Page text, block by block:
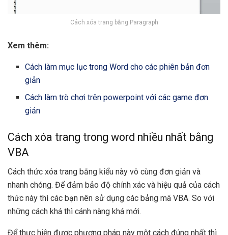
Cách xóa trang bằng Paragraph
Xem thêm:
Cách làm mục lục trong Word cho các phiên bản đơn
giản
Cách làm trò chơi trên powerpoint với các game đơn
giản
Cách xóa trang trong word nhiều nhất bằng
VBA
Cách thức xóa trang bằng kiểu này vô cùng đơn giản và
nhanh chóng. Để đảm bảo độ chính xác và hiệu quả của cách
thức này thì các bạn nên sử dụng các bảng mã VBA. So với
những cách khá thì cánh nàng khá mới.
Để thực hiện được phương pháp này một cách đúng nhất thì